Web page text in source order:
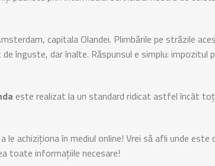
capitala Olandei. Plimbările pe străzile
înguste, dar înalte. Răspunsul e simplu: impozitul
este realizat la un standard ridicat astfel încât
le achiziționa în mediul online! Vrei să afli unde
toate informațiile necesare!